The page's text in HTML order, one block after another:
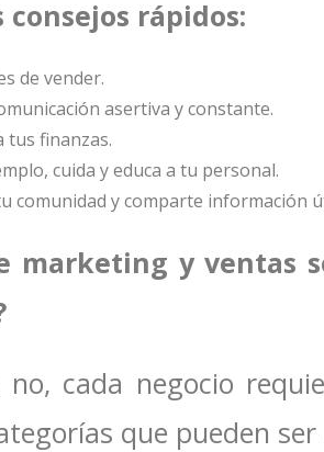
consejos rápidos:
de vender.
asertiva y constante.
tus finanzas.
cuida y educa a tu personal.
comunidad y comparte información
marketing y ventas
no, cada negocio
que pueden ser